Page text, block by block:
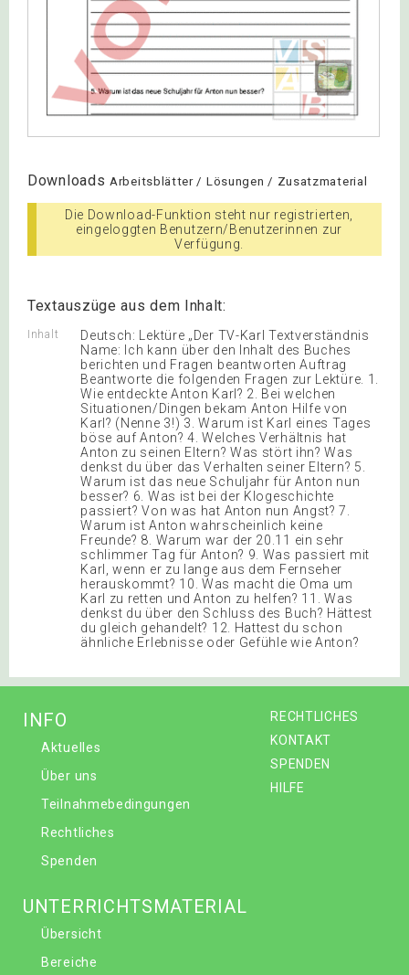
Downloads Arbeitsblätter / Lösungen / Zusatzmaterial
Die Download-Funktion steht nur registrierten,
eingeloggten Benutzern/Benutzerinnen zur
Verfügung.
Textauszüge aus dem Inhalt:
Inhalt
Deutsch: Lektüre „Der TV-Karl Textverständnis
Name: Ich kann über den Inhalt des Buches
berichten und Fragen beantworten Auftrag
Beantworte die folgenden Fragen zur Lektüre. 1.
Wie entdeckte Anton Karl? 2. Bei welchen
Situationen/Dingen bekam Anton Hilfe von
Karl? (Nenne 3!) 3. Warum ist Karl eines Tages
böse auf Anton? 4. Welches Verhältnis hat
Anton zu seinen Eltern? Was stört ihn? Was
denkst du über das Verhalten seiner Eltern? 5.
Warum ist das neue Schuljahr für Anton nun
besser? 6. Was ist bei der Klogeschichte
passiert? Von was hat Anton nun Angst? 7.
Warum ist Anton wahrscheinlich keine
Freunde? 8. Warum war der 20.11 ein sehr
schlimmer Tag für Anton? 9. Was passiert mit
Karl, wenn er zu lange aus dem Fernseher
herauskommt? 10. Was macht die Oma um
Karl zu retten und Anton zu helfen? 11. Was
denkst du über den Schluss des Buch? Hättest
du gleich gehandelt? 12. Hattest du schon
ähnliche Erlebnisse oder Gefühle wie Anton?
RECHTLICHES
KONTAKT
SPENDEN
HILFE
INFO
Aktuelles
Über uns
Teilnahmebedingungen
Rechtliches
Spenden
UNTERRICHTSMATERIAL
Übersicht
Bereiche